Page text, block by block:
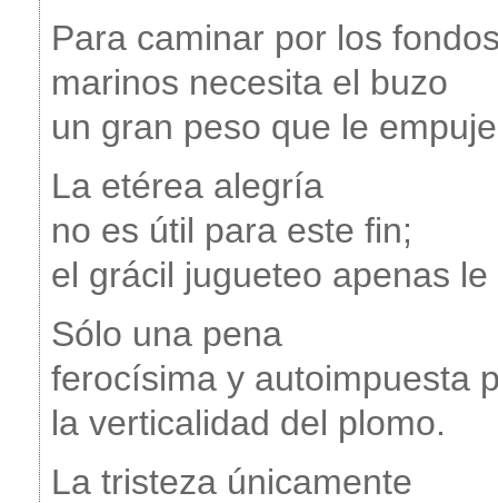
Para caminar por los
marinos necesita el buzo
un gran peso que le
La etérea alegría
no es útil para este fin;
el grácil jugueteo apenas
Sólo una pena
ferocísima y autoimpuesta
la verticalidad del plomo.
La tristeza únicamente